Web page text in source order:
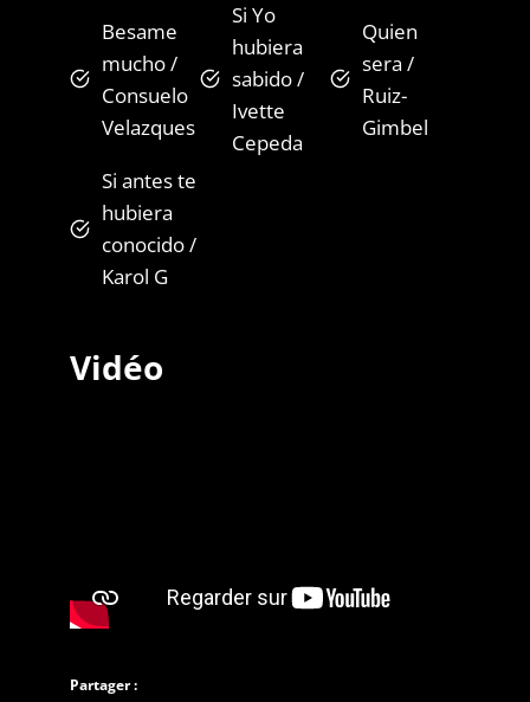
Besame
mucho /
Consuelo
Velazques
Si Yo
hubiera
sabido /
Ivette
Cepeda
Quien
sera /
Ruiz-
Gimbel
Si antes te
hubiera
conocido /
Karol G
Vidéo
Partager :